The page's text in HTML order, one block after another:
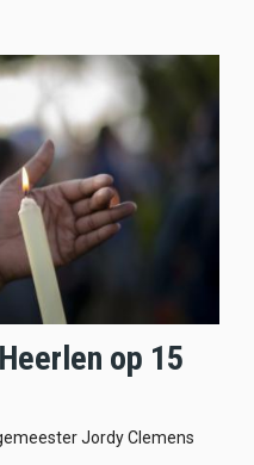
op 15
Jordy Clemens